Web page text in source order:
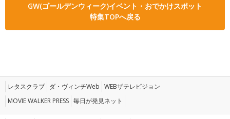
GW(ゴールデンウィーク)イベント・おでかけスポット
特集TOPへ戻る
レタスクラブ ダ・ヴィンチWeb WEBザテレビジョン
MOVIE WALKER PRESS 毎日が発見ネット